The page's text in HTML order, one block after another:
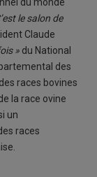
le salon de
Claude
» du National
des
races bovines
la race ovine
un
races